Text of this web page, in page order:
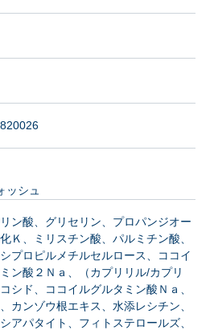
ッシュ
ン酸、グリセリン、プロパンジオー
Ｋ、ミリスチン酸、パルミチン酸、
プロピルメチルセルロース、ココイ
ン酸２Ｎａ、（カプリリル/カプリ
シド、ココイルグルタミン酸Ｎａ、
カンゾウ根エキス、水添レシチン、
アパタイト、フィトステロールズ、